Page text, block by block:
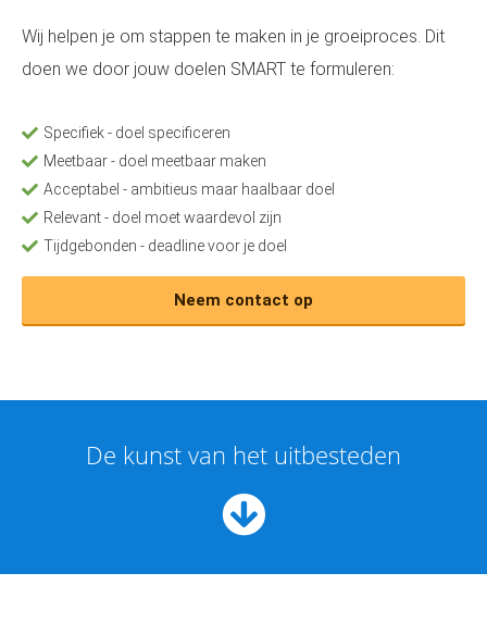
Wij helpen je om stappen te maken in je groeiproces. Dit
doen we door jouw doelen SMART te formuleren:
Specifiek - doel specificeren
Meetbaar - doel meetbaar maken
Acceptabel - ambitieus maar haalbaar doel
Relevant - doel moet waardevol zijn
Tijdgebonden - deadline voor je doel
Neem contact op
De kunst van het uitbesteden